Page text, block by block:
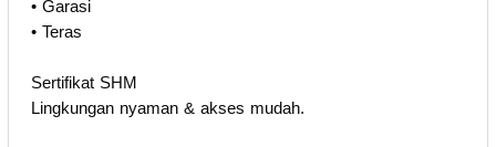
• Garasi
• Teras
Sertifikat SHM
Lingkungan nyaman & akses mudah.